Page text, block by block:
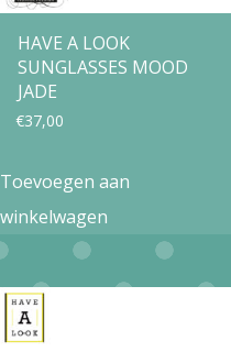
HAVE A LOOK
SUNGLASSES MOOD
JADE
€37,00
Toevoegen aan
winkelwagen